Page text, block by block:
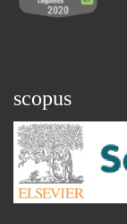
scopus